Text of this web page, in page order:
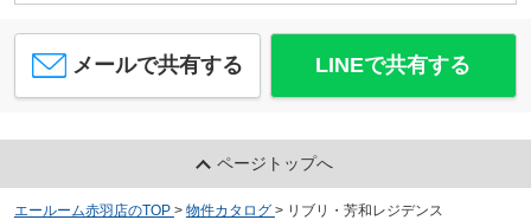
メールで共有する LINEで共有する
ページトップへ
エールーム赤羽店のTOP > 物件カタログ > リブリ・芳和レジデンス